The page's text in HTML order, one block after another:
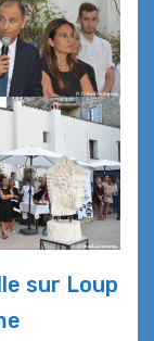
sur Loup